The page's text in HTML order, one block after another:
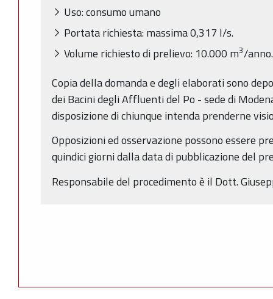
Uso: consumo umano
Portata richiesta: massima 0,317 l/s.
Volume richiesto di prelievo: 10.000 m3/anno.
Copia della domanda e degli elaborati sono
dei Bacini degli Affluenti del Po - sede di
disposizione di chiunque intenda prenderne
Opposizioni ed osservazione possono essere
quindici giorni dalla data di pubblicazione del
Responsabile del procedimento è il Dott.